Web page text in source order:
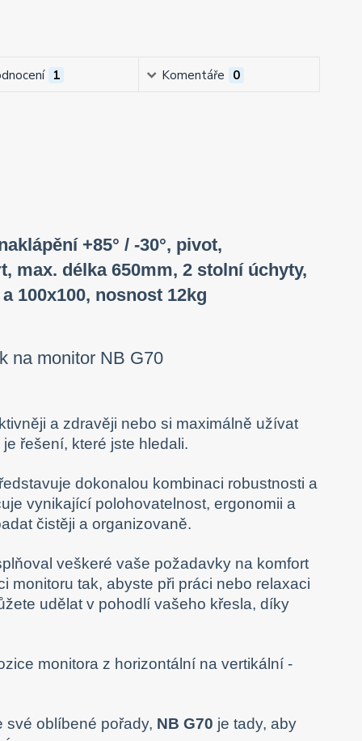
1 Komentáře 0
+85° / -30°, pivot,
max. délka 650mm, 2 stolní úchyty,
100x100, nosnost 12kg
a zdravěji nebo si maximálně užívat
je řešení, které jste hledali.
dokonalou kombinaci robustnosti a
vynikající polohovatelnost, ergonomii a
čistěji a organizovaně.
veškeré vaše požadavky na komfort
monitoru tak, abyste při práci nebo relaxaci
udělat v pohodlí vašeho křesla, díky
monitora z horizontální na vertikální -
své oblíbené pořady, NB G70 je tady, aby